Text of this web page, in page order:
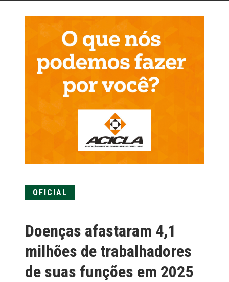
OFICIAL
Doenças afastaram 4,1
milhões de trabalhadores
de suas funções em 2025